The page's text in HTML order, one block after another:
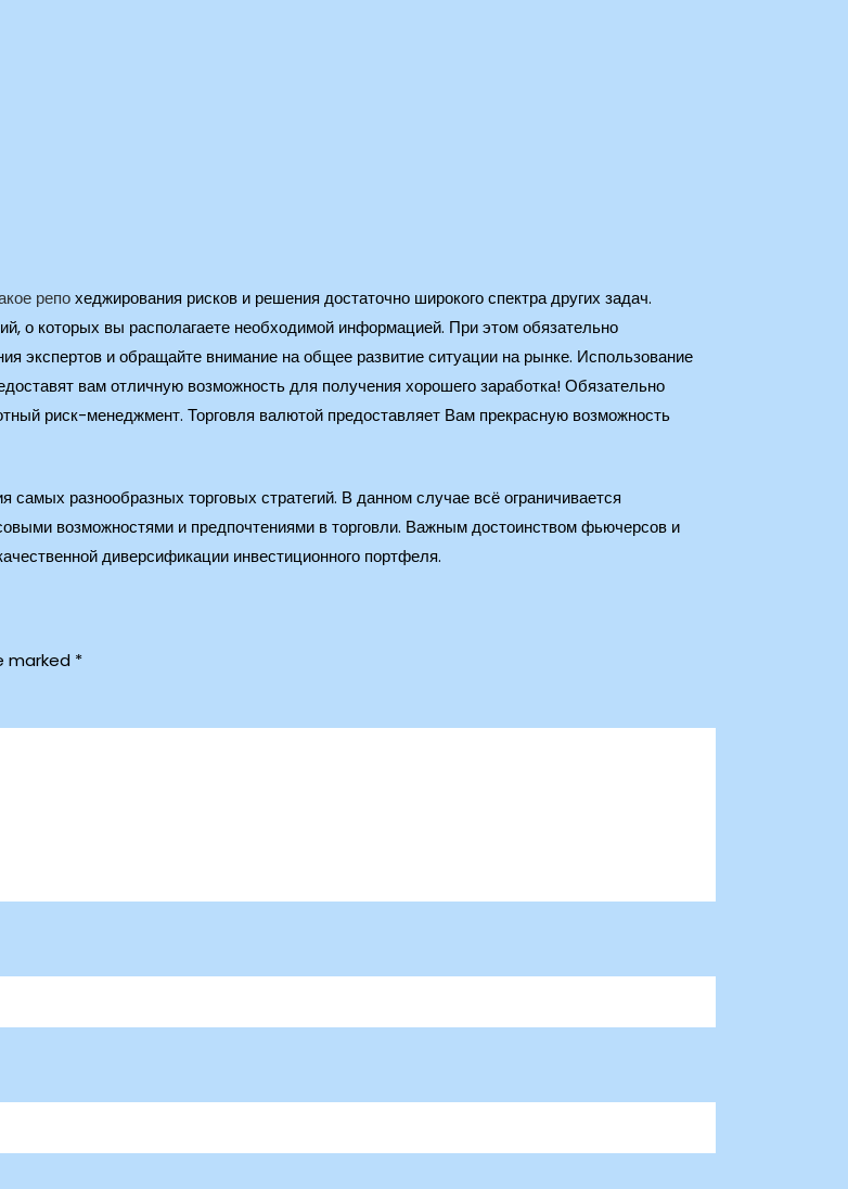
репохеджирования рисков и решения достаточно широкого спектра других задач.
о которых вы располагаете необходимой информацией. При этом обязательно
экспертов и обращайте внимание на общее развитие ситуации на рынке. Использование
вам отличную возможность для получения хорошего заработка! Обязательно
риск-менеджмент. Торговля валютой предоставляет Вам прекрасную возможность
разнообразных торговых стратегий. В данном случае всё ограничивается
возможностями и предпочтениями в торговли. Важным достоинством фьючерсов и
диверсификации инвестиционного портфеля.
marked *